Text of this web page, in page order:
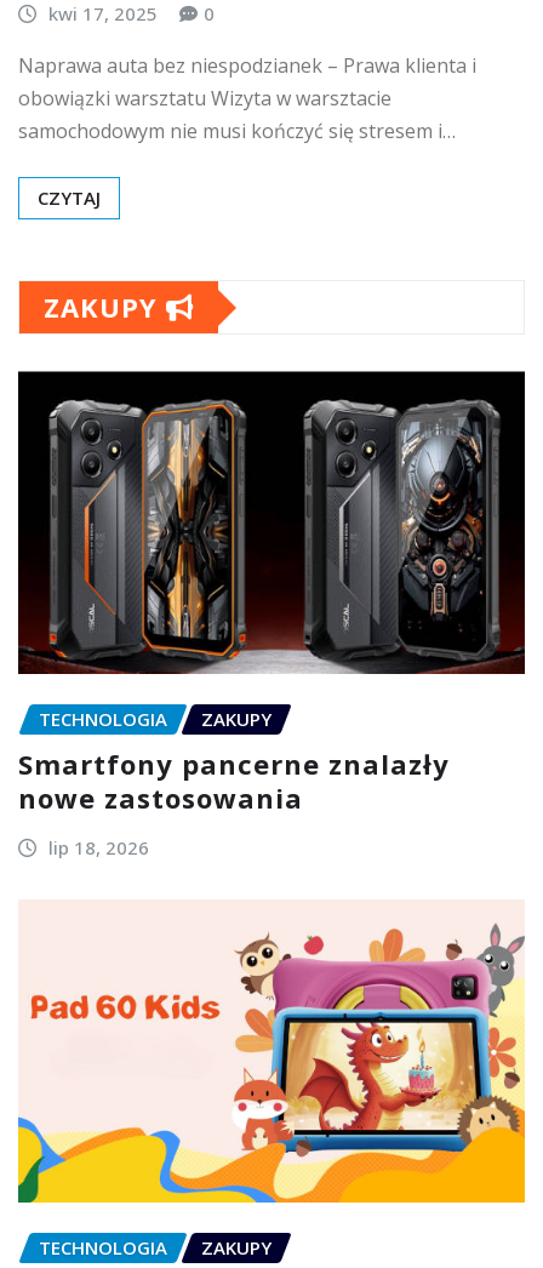
kwi 17, 2025 0
Naprawa auta bez niespodzianek – Prawa klienta i
obowiązki warsztatu Wizyta w warsztacie
samochodowym nie musi kończyć się stresem i…
CZYTAJ
ZAKUPY
TECHNOLOGIA ZAKUPY
Smartfony pancerne znalazły
nowe zastosowania
lip 18, 2026
TECHNOLOGIA ZAKUPY